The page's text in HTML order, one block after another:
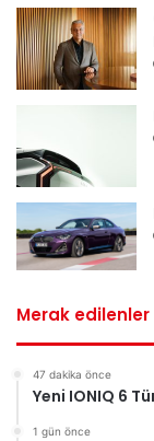
Merak edilenler
47 dakika önce
Yeni IONIQ 6
1 gün önce